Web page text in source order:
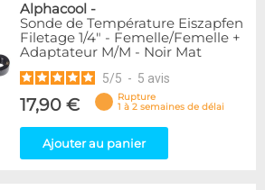
Alphacool -
Sonde de Température Eiszapfen
Filetage 1/4" - Femelle/Femelle +
Adaptateur M/M - Noir Mat
5/5 - 5 avis
17,90 €
Rupture
1 à 2 semaines de délai
Ajouter au panier